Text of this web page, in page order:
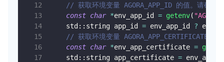
// 获取环境变量 AGORA_APP_ID 的值。请确保
const char *env_app_id = getenv(
    std
:: string app_id = env_app_id ?
// 获取环境变量 AGORA_APP_CERTIFICATE
const char *env_app_certificate =
    std
:: string app_certificate =